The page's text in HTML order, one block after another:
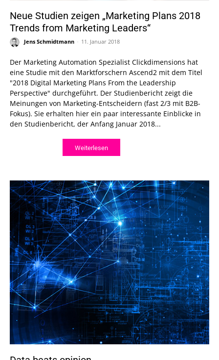
Neue Studien zeigen „Marketing Plans 2018
Trends from Marketing Leaders“
Jens Schmidtmann - 11. Januar 2018
Der Marketing Automation Spezialist Clickdimensions hat
eine Studie mit den Marktforschern Ascend2 mit dem Titel
"2018 Digital Marketing Plans From the Leadership
Perspective" durchgeführt. Der Studienbericht zeigt die
Meinungen von Marketing-Entscheidern (fast 2/3 mit B2B-
Fokus). Sie erhalten hier ein paar interessante Einblicke in
den Studienbericht, der Anfang Januar 2018...
Weiterlesen